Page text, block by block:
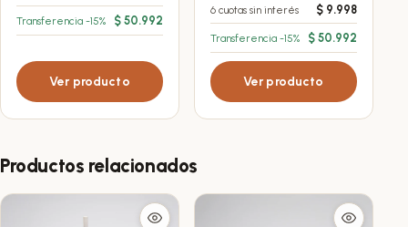
Transferencia -15% $ 50.992
Ver producto
6 cuotas sin interés $9.998
Transferencia -15% $50.992
Ver producto
Productos relacionados